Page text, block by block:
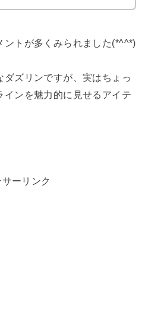
ントが多くみられました(*^^*)
ダズリンですが、実はちょっ
インを魅力的に見せるアイテ
ーリンク